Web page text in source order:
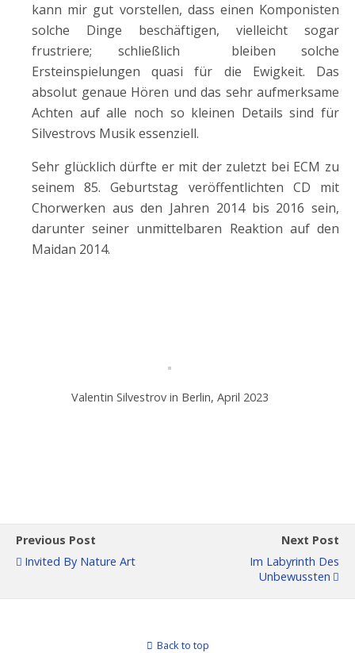
kann mir gut vorstellen, dass einen Komponisten
solche Dinge beschäftigen, vielleicht sogar
frustriere; schließlich bleiben solche
Ersteinspielungen quasi für die Ewigkeit. Das
absolut genaue Hören und das sehr aufmerksame
Achten auf alle noch so kleinen Details sind für
Silvestrovs Musik essenziell.
Sehr glücklich dürfte er mit der zuletzt bei ECM zu
seinem 85. Geburtstag veröffentlichten CD mit
Chorwerken aus den Jahren 2014 bis 2016 sein,
darunter seiner unmittelbaren Reaktion auf den
Maidan 2014.
Valentin Silvestrov in Berlin, April 2023
Previous Post
Invited By Nature Art
Next Post
Im Labyrinth Des
Unbewussten
Back to top